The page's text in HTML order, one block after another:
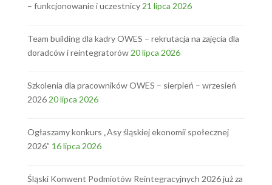
– funkcjonowanie i uczestnicy 21 lipca 2026
Team building dla kadry OWES – rekrutacja na zajęcia dla
doradców i reintegratorów 20 lipca 2026
Szkolenia dla pracowników OWES – sierpień – wrzesień
2026 20 lipca 2026
Ogłaszamy konkurs „Asy śląskiej ekonomii społecznej
2026” 16 lipca 2026
Śląski Konwent Podmiotów Reintegracyjnych 2026 już za